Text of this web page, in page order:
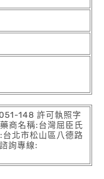
148 許可執照字
商名稱:台灣屈臣氏
北市松山區八德路
詢專線: